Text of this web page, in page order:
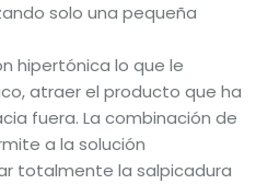
solo una pequeña
hipertónica lo que le
atraer el producto que ha
fuera. La combinación de
a la solución
totalmente la salpicadura